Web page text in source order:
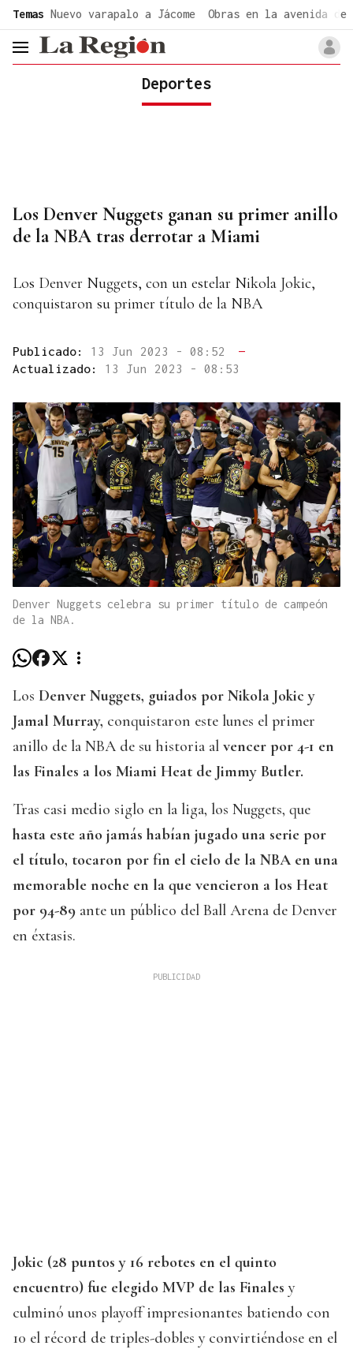
Temas Nuevo varapalo a Jácome Obras en la avenida de
header.menu.open
Deportes
Los Denver Nuggets ganan su primer anillo
de la NBA tras derrotar a Miami
Los Denver Nuggets, con un estelar Nikola Jokic,
conquistaron su primer título de la NBA
Publicado: 13 Jun 2023 - 08:52
—
Actualizado: 13 Jun 2023 - 08:53
Denver Nuggets celebra su primer título de campeón
de la NBA.
Los Denver Nuggets, guiados por Nikola Jokic y
Jamal Murray, conquistaron este lunes el primer
anillo de la NBA de su historia al vencer por 4-1 en
las Finales a los Miami Heat de Jimmy Butler.
Tras casi medio siglo en la liga, los Nuggets, que
hasta este año jamás habían jugado una serie por
el título, tocaron por fin el cielo de la NBA en una
memorable noche en la que vencieron a los Heat
por 94-89 ante un público del Ball Arena de Denver
en éxtasis.
Jokic (28 puntos y 16 rebotes en el quinto
encuentro) fue elegido MVP de las Finales y
culminó unos playoff impresionantes batiendo con
10 el récord de triples-dobles y convirtiéndose en el